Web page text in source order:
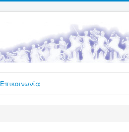
Επικοινωνία